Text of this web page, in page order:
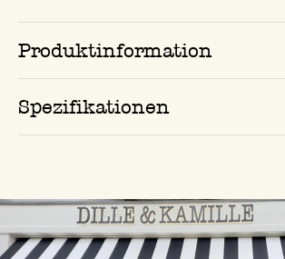
Produktinformation
Spezifikationen